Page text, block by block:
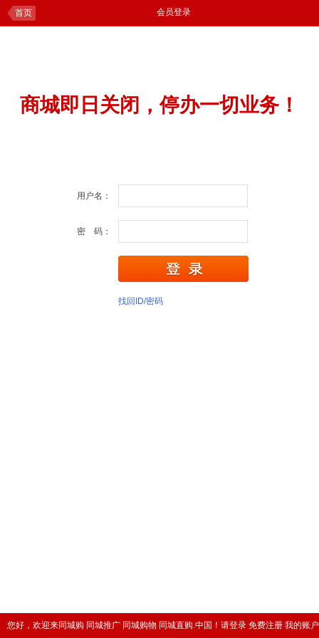
您好，欢迎来同城购 同城推广 同城购物 同城直购.中国！ 请登录 免费注册 我的账户
首页 会员登录
商城即日关闭，停办一切业务！
用户名：
密 码：
找回ID/密码